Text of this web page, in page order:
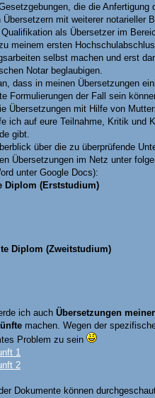
die die Anfertigung
Übersetzern mit weiterer notarieller
als Übersetzer im
meinem ersten
selbst machen und erst
Notar beglaubigen.
dass in meinen Übersetzungen
Formulierungen der Fall sein
Übersetzungen mit Hilfe von
ich auf eure Teilnahme, Kritik und
gibt.
über die zu überprüfende
Übersetzungen im Netz unter
unter Google Docs):
Diplom (Erststudium)
Diplom (Zweitstudium)
ich auch Übersetzungen
machen. Wegen der
Problem zu sein
1
2
Dokumente können